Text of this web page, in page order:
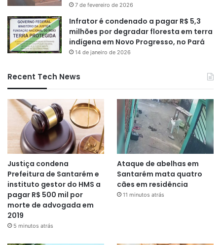
7 de fevereiro de 2026
Infrator é condenado a pagar R$ 5,3
milhões por degradar floresta em terra
indígena em Novo Progresso, no Pará
14 de janeiro de 2026
Recent Tech News
Justiça condena
Prefeitura de Santarém e
instituto gestor do HMS a
pagar R$ 500 mil por
morte de advogada em
2019
5 minutos atrás
Ataque de abelhas em
Santarém mata quatro
cães em residência
11 minutos atrás